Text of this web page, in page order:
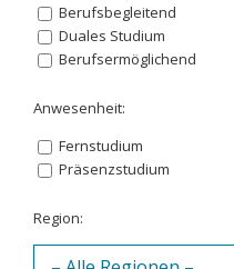
Berufsbegleitend
Duales Studium
Berufsermöglichend
Anwesenheit:
Fernstudium
Präsenzstudium
Region: